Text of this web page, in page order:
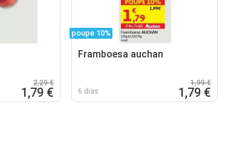
2,29 €
1,79 €
poupe 10%
Framboesa auchan
6 dias
1,99 €
1,79 €